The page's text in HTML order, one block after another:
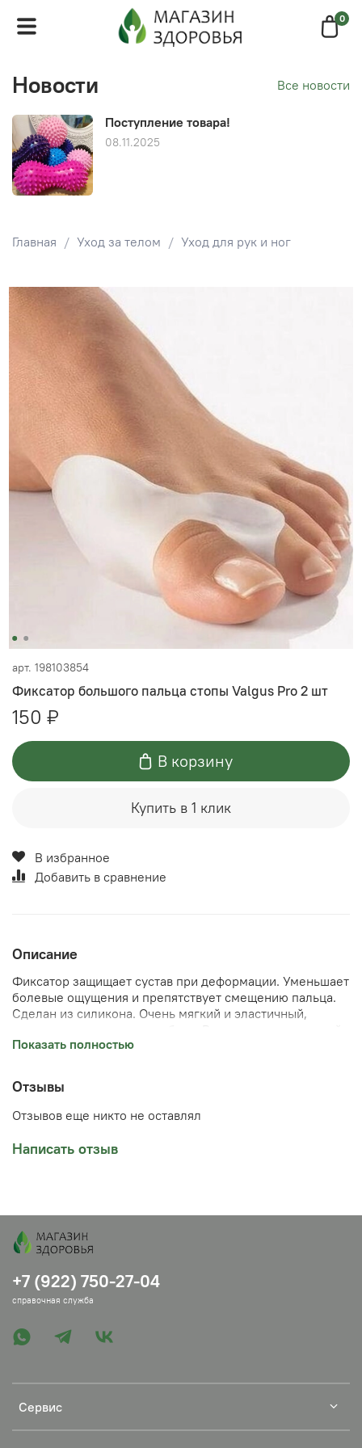
0
Главная Уход за телом Уход для рук и ног
арт. 198103854
Фиксатор большого пальца стопы Valgus Pro 2 шт
150 ₽
В корзину
Купить в 1 клик
В избранное
Добавить в сравнение
Описание
Фиксатор защищает сустав при деформации. Уменьшает
болевые ощущения и препятствует смещению пальца.
Сделан из силикона. Очень мягкий и эластичный,
В упаковке 2 штуки.
Показать полностью
Отзывы
Отзывов еще никто не оставлял
Написать отзыв
Новости Все новости
Поступление товара!
08.11.2025
Сервис
+7 (922) 750-27-04
справочная служба